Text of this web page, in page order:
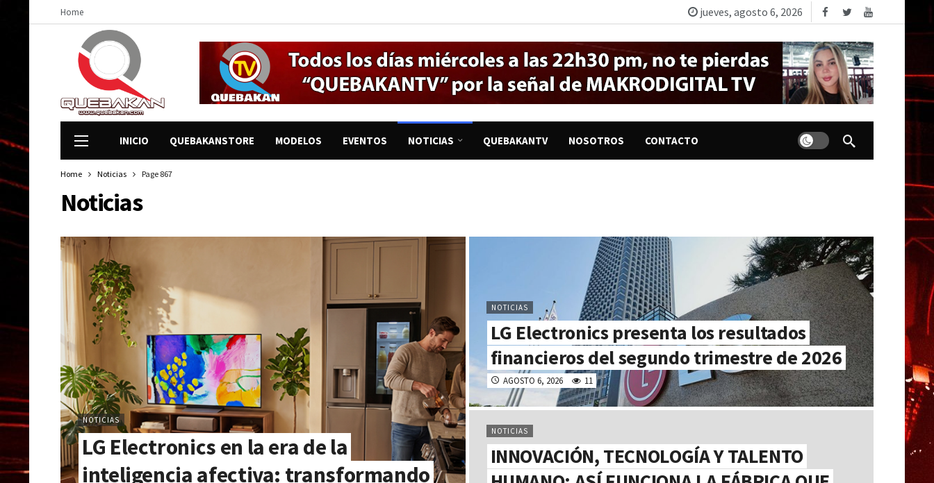
Home jueves, agosto 6, 2026
INICIO QUEBAKANSTORE MODELOS EVENTOS NOTICIAS QUEBAKANTV NOSOTROS CONTACTO Dark mode
Home Noticias Page 867
Noticias
NOTICIAS
LG Electronics en la era de la
inteligencia afectiva: transformando
NOTICIAS
LG Electronics presenta los resultados
financieros del segundo trimestre de 2026
AGOSTO 6, 2026 11
NOTICIAS
INNOVACIÓN, TECNOLOGÍA Y TALENTO